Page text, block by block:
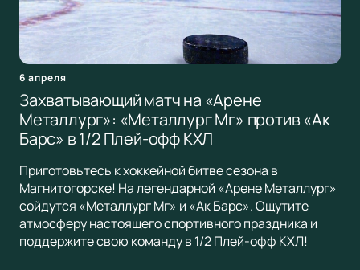
6 апреля
Захватывающий матч на «Арене
Металлург»: «Металлург Мг» против «Ак
Барс» в 1/2 Плей-офф КХЛ
Приготовьтесь к хоккейной битве сезона в
Магнитогорске! На легендарной «Арене Металлург»
сойдутся «Металлург Мг» и «Ак Барс». Ощутите
атмосферу настоящего спортивного праздника и
поддержите свою команду в 1/2 Плей-офф КХЛ!